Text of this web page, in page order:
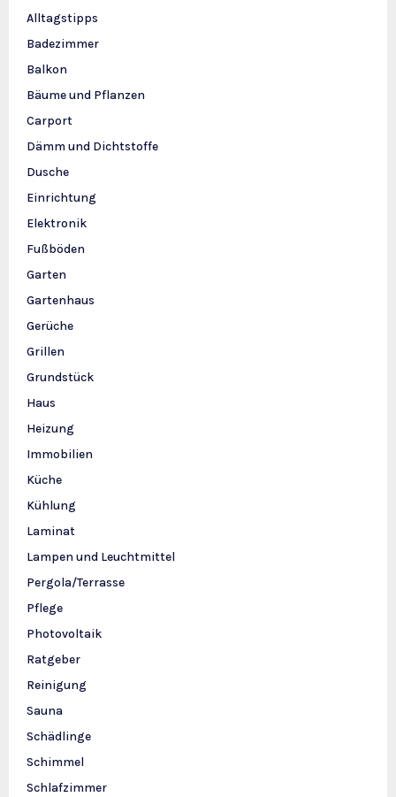
Alltagstipps
Badezimmer
Balkon
Bäume und Pflanzen
Carport
Dämm und Dichtstoffe
Dusche
Einrichtung
Elektronik
Fußböden
Garten
Gartenhaus
Gerüche
Grillen
Grundstück
Haus
Heizung
Immobilien
Küche
Kühlung
Laminat
Lampen und Leuchtmittel
Pergola/Terrasse
Pflege
Photovoltaik
Ratgeber
Reinigung
Sauna
Schädlinge
Schimmel
Schlafzimmer